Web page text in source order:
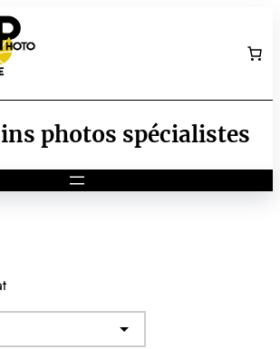
photos spécialistes